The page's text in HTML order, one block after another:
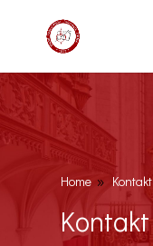
Home 9 Kontakt
Kontakt